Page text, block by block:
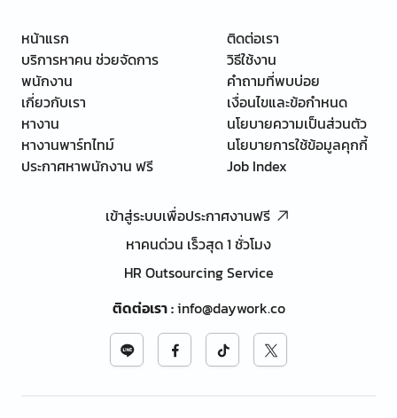
หน้าแรก
บริการหาคน ช่วยจัดการ
พนักงาน
เกี่ยวกับเรา
หางาน
หางานพาร์ทไทม์
ประกาศหาพนักงาน ฟรี
ติดต่อเรา
วิธีใช้งาน
คำถามที่พบบ่อย
เงื่อนไขและข้อกำหนด
นโยบายความเป็นส่วนตัว
นโยบายการใช้ข้อมูลคุกกี้
Job Index
เข้าสู่ระบบเพื่อประกาศงานฟรี
หาคนด่วน เร็วสุด 1 ชั่วโมง
HR Outsourcing Service
ติดต่อเรา:info@daywork.co